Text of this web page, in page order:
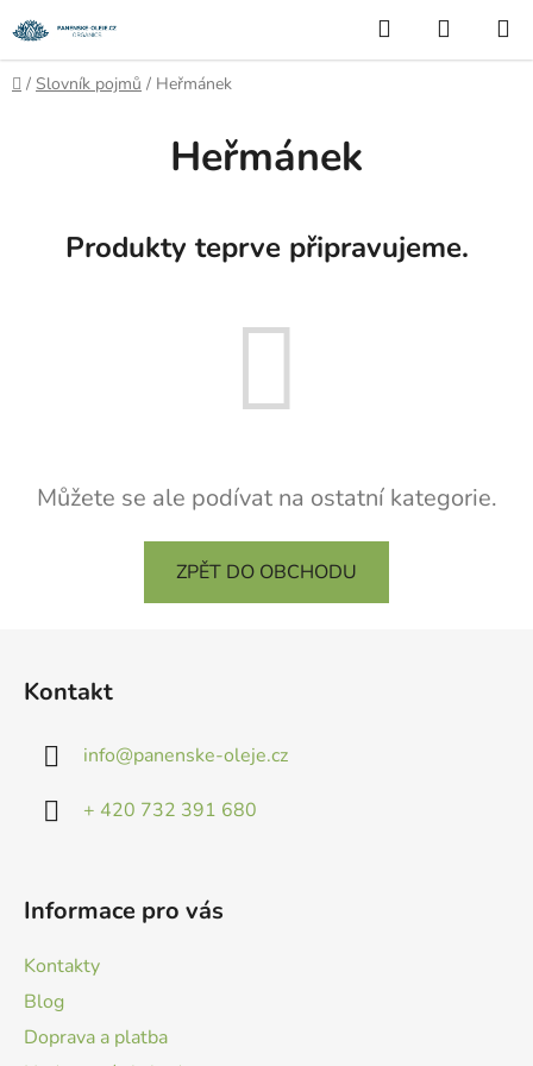
na
obsah
Hledat
KOŠÍK
Domů
/ Slovník pojmů / Heřmánek
Heřmánek
Produkty teprve připravujeme.
Můžete se ale podívat na ostatní kategorie.
ZPĚT DO OBCHODU
Kontakt
info@panenske-oleje.cz
+ 420 732 391 680
Informace pro vás
Kontakty
Blog
Doprava a platba